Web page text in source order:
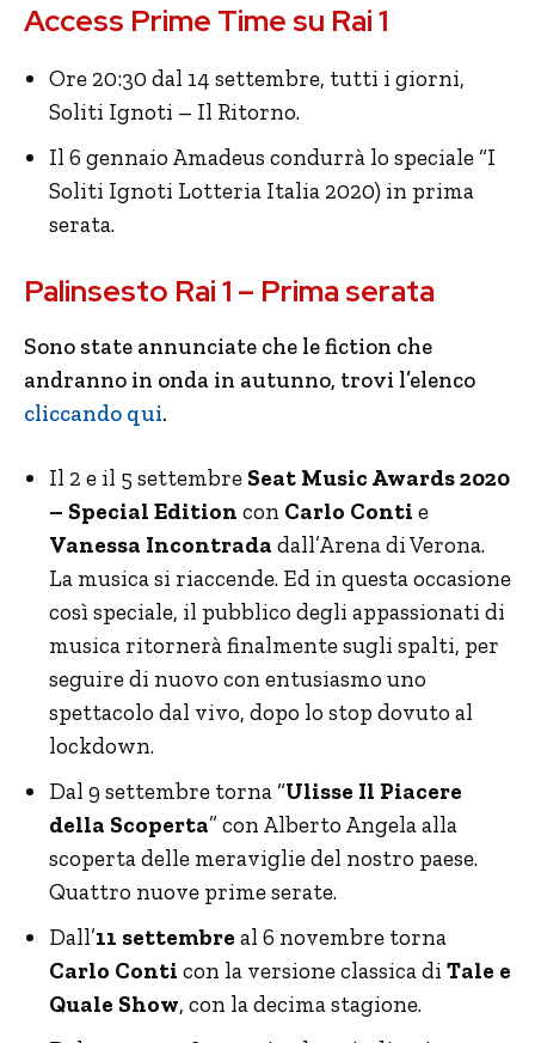
Access Prime Time su Rai 1
Ore 20:30 dal 14 settembre, tutti i giorni,
Soliti Ignoti – Il Ritorno.
Il 6 gennaio Amadeus condurrà lo speciale “I
Soliti Ignoti Lotteria Italia 2020) in prima
serata.
Palinsesto Rai 1 – Prima serata
Sono state annunciate che le fiction che
andranno in onda in autunno, trovi l’elenco
cliccando qui.
Il 2 e il 5 settembre Seat Music Awards 2020
– Special Edition con Carlo Conti e
Vanessa Incontrada dall’Arena di Verona.
La musica si riaccende. Ed in questa occasione
così speciale, il pubblico degli appassionati di
musica ritornerà finalmente sugli spalti, per
seguire di nuovo con entusiasmo uno
spettacolo dal vivo, dopo lo stop dovuto al
lockdown.
Dal 9 settembre torna “Ulisse Il Piacere
della Scoperta” con Alberto Angela alla
scoperta delle meraviglie del nostro paese.
Quattro nuove prime serate.
Dall’11 settembre al 6 novembre torna
Carlo Conti con la versione classica di Tale e
Quale Show, con la decima stagione.